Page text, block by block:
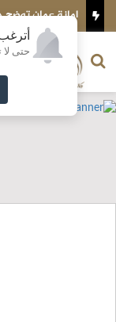
حتى لا
والإعفاءات
الناشر